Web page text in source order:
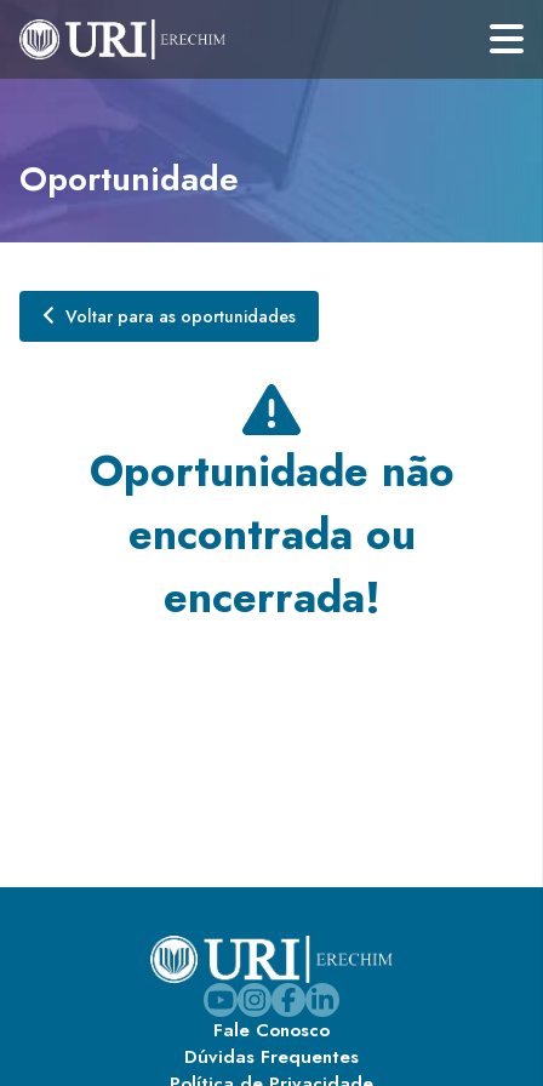
Oportunidade
Voltar para as oportunidades
Oportunidade não
encontrada ou
encerrada!
Fale Conosco
Dúvidas Frequentes